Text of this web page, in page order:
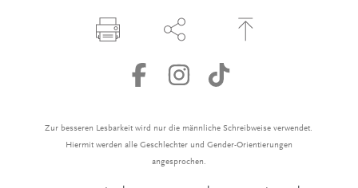
Zur besseren Lesbarkeit wird nur die männliche Schreibweise verwendet.
Hiermit werden alle Geschlechter und Gender-Orientierungen
angesprochen.